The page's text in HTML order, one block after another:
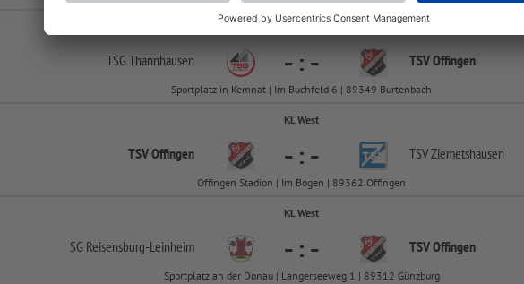
TSG Thannhausen - : - TSV Offingen
Sportplatz in Kemnat | Im Buchfeld 6 | 89349 Burtenbach
KL West
TSV Offingen - : - TSV Ziemetshausen
Offingen Stadion | Im Bogen | 89362 Offingen
KL West
SG Reisensburg-Leinheim - : - TSV Offingen
Sportplatz an der Donau | Langerseeweg 1 | 89312 Günzburg